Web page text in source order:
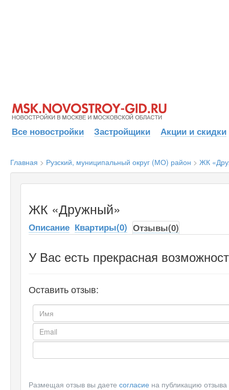
Все новостройки Застройщики Акции и скидки
Главная > Рузский, муниципальный округ (МО) район > ЖК
ЖК «Дружный»
Описание Квартиры(0) Отзывы(0)
У Вас есть прекрасная
Оставить отзыв:
Размещая отзыв вы даете согласие на публикацию отзыва